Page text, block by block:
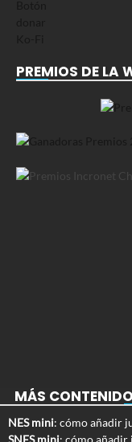
PREMIOS DE LA
MÁS
NES mini: cómo añadir
SNES mini: cómo añadir